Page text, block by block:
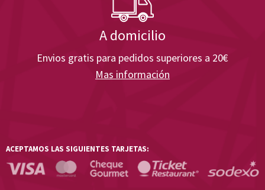
A domicilio
Envios gratis para pedidos superiores a 20€
Mas información
ACEPTAMOS LAS SIGUIENTES TARJETAS: